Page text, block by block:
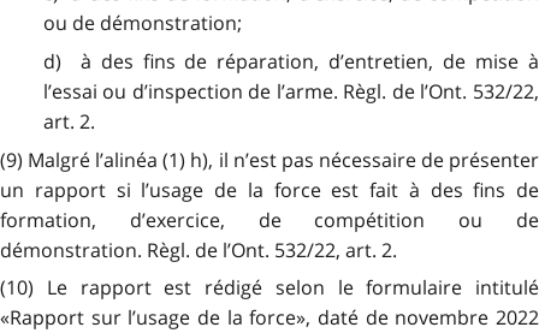
ou de démonstration;
d) à des fins de réparation, d’entretien, de mise à
l’essai ou d’inspection de l’arme. Règl. de l’Ont. 532/22,
art. 2.
(9) Malgré l’alinéa (1) h), il n’est pas nécessaire de présenter
un rapport si l’usage de la force est fait à des fins de
formation, d’exercice, de compétition ou de
démonstration. Règl. de l’Ont. 532/22, art. 2.
(10) Le rapport est rédigé selon le formulaire intitulé
«Rapport sur l’usage de la force», daté de novembre 2022